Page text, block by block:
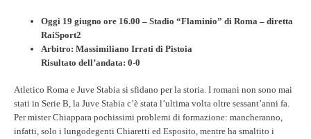
Oggi 19 giugno ore 16.00 – Stadio “Flaminio” di Roma – diretta
RaiSport2
Arbitro: Massimiliano Irrati di Pistoia
Risultato dell’andata: 0-0
Atletico Roma e Juve Stabia si sfidano per la storia. I romani non sono mai
stati in Serie B, la Juve Stabia c’è stata l’ultima volta oltre sessant’anni fa.
Per mister Chiappara pochissimi problemi di formazione: mancheranno,
infatti, solo i lungodegenti Chiaretti ed Esposito, mentre ha smaltito i